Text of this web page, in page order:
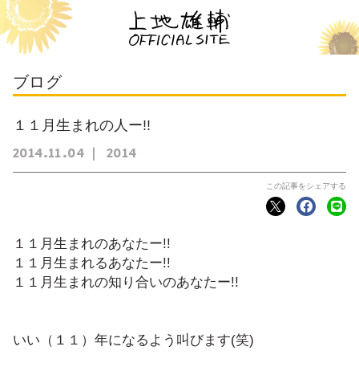
ブログ
１１月生まれの人ー!!
2014 11 04 2014
１１月生まれのあなたー!!
１１月生まれるあなたー!!
１１月生まれの知り合いのあなたー!!
いい（１１）年になるよう叫びます(笑)